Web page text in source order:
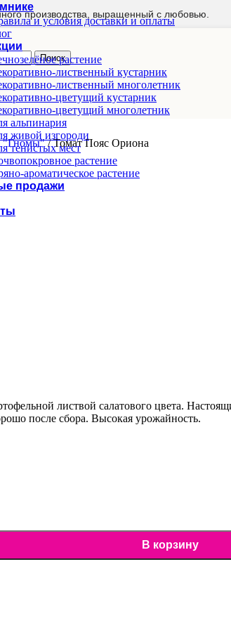
производства, выращенный с любовью.
Поиск
и условия доставки и оплаты
растение
лиственный кустарник
лиственный многолетник
цветущий кустарник
цветущий многолетник
альпинария
живой изгороди
тенистых мест
растение
ароматическое растение
продажи
"Гномы"/ Томат Пояс Ориона
листвой салатового цвета.
после сбора. Высокая урожайность.
В корзину